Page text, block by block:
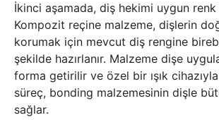
İkinci aşamada, diş hekimi uygun
Kompozit reçine malzeme, dişlerin
korumak için mevcut diş rengine
şekilde hazırlanır. Malzeme dişe
forma getirilir ve özel bir ışık
süreç, bonding malzemesinin dişle
sağlar.